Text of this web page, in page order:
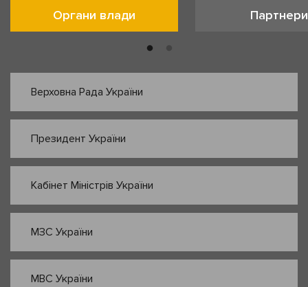
Органи влади Партнери
Верховна Рада України
Президент України
Кабінет Міністрів України
МЗС України
МВС України